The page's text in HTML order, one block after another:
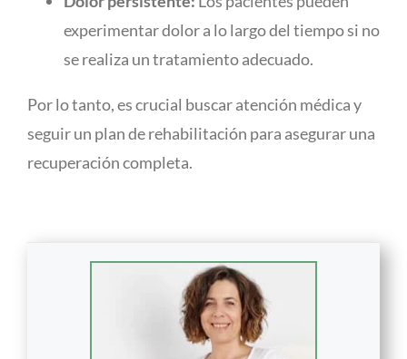
experimentar dolor a lo largo del tiempo si no
se realiza un tratamiento adecuado.
Por lo tanto, es crucial buscar atención médica y
seguir un plan de rehabilitación para asegurar una
recuperación completa.